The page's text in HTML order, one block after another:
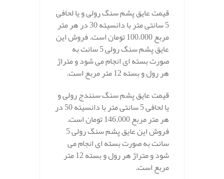
قیمت عایق پشم سنگ رولی و یا لحافی
5 سانتی متر با دانسیته 30 در هر متر
مربع 100.000 تومان است. فروش این
عایق پشم سنگ رولی 5 سانت به
صورت بسته ای انجام می شود و متراژ
هر رول و بسته 12 متر مربع است.
قیمت عایق پشم سنگ سنندج رولی و
یا لحافی 5 سانتی متر با دانسیته 50 در
هر متر مربع 146.000 تومان است.
فروش این عایق پشم سنگ رولی 5
سانت به صورت بسته ای انجام می
شود و متراژ هر رول و بسته 12 متر
مربع است.